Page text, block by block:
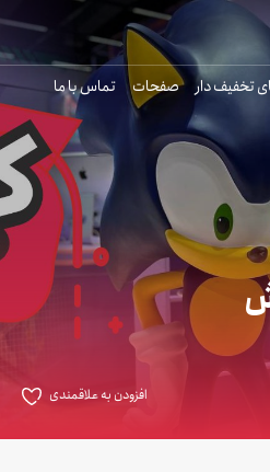
تخفیف دار صفحات تماس با ما
افزودن به علاقمندی